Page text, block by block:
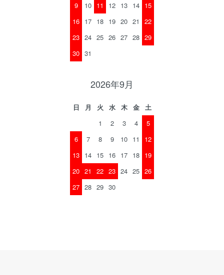
9
10 11 12 13 14 15
16 17 18 19 20 21
22
23 24 25 26 27 28 29
30 31
2026年9月
日 月 火 水 木 金
土
1
2 3 4
5
6
7 8 9 10 11
12
13 14 15 16 17 18 19
20 21 22 23 24 25 26
27 28 29 30